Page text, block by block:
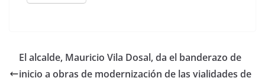
El alcalde, Mauricio Vila Dosal, da el banderazo de
inicio a obras de modernización de las vialidades de